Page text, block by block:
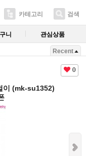
카테고리 검색
니 관심상품
Recent
0
이 (mk-su1352)